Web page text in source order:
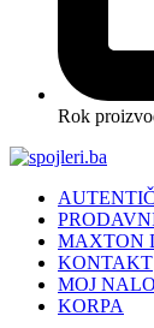
Rok
MAXTON
KONTAKT
MOJ
KORPA